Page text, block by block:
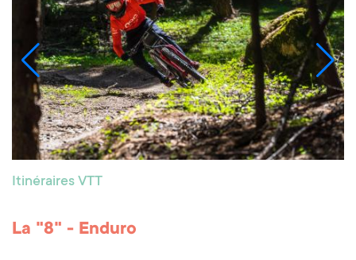
Itinéraires VTT
La "8" - Enduro